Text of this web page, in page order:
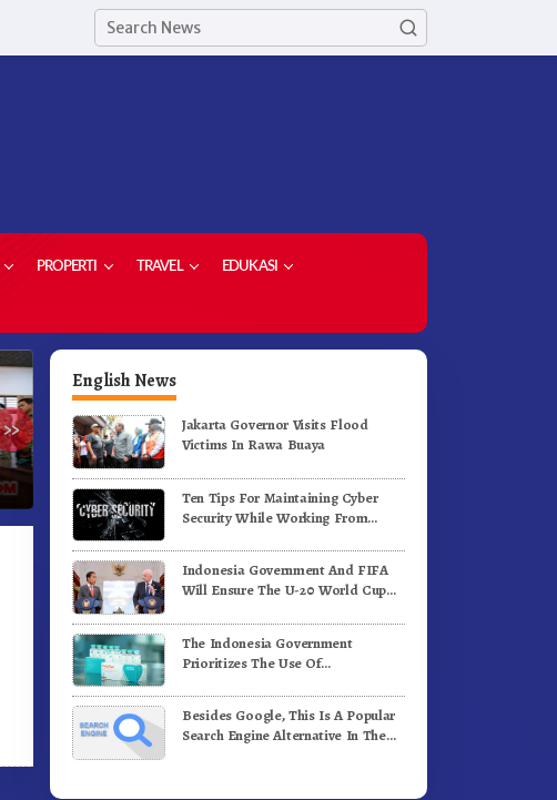
PROPERTI TRAVEL
EDUKASI
»
Bupati Karo Dorong Lulusan
Universitas Quality Berastagi
Jadi Generasi Inovatif dan
Berintegritas
Bupati Karo Serahkan 1,2
Benih Kopi Arabika
English News
Jakarta Governor Visits Flood
Victims In Rawa Buaya
Ten Tips For Maintaining Cyber
Security While Working From
Indonesia Government And FIFA
Will Ensure The U-20 World Cup
Standards
The Indonesia Government
Prioritizes The Use Of
Vaccines
Besides Google, This Is A Popular
Search Engine Alternative In The